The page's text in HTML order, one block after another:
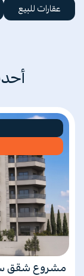
عقارات للبيع
مشروع شقق